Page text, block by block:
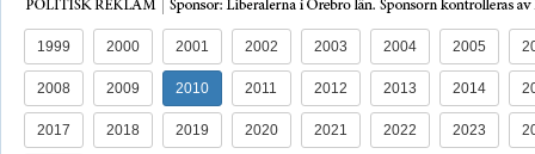
1999 2000 2001 2002 2003 2004 2005
2008 2009 2010 2011 2012 2013 2014
2017 2018 2019 2020 2021 2022 2023